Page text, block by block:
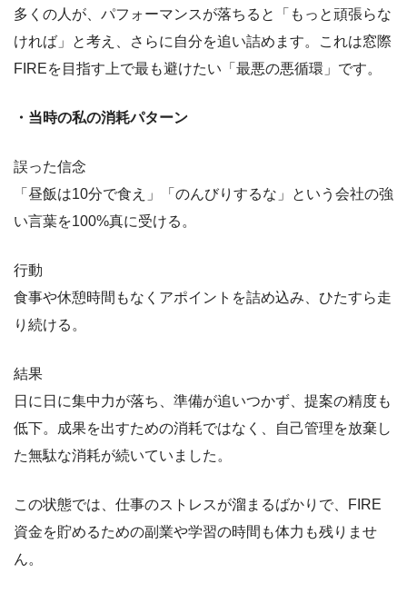
多くの人が、パフォーマンスが落ちると「もっと頑張らな
ければ」と考え、さらに自分を追い詰めます。これは窓際
FIREを目指す上で最も避けたい「最悪の悪循環」です。
・当時の私の消耗パターン
誤った信念
「昼飯は10分で食え」「のんびりするな」という会社の強
い言葉を100%真に受ける。
行動
食事や休憩時間もなくアポイントを詰め込み、ひたすら走
り続ける。
結果
日に日に集中力が落ち、準備が追いつかず、提案の精度も
低下。成果を出すための消耗ではなく、自己管理を放棄し
た無駄な消耗が続いていました。
この状態では、仕事のストレスが溜まるばかりで、FIRE
資金を貯めるための副業や学習の時間も体力も残りませ
ん。